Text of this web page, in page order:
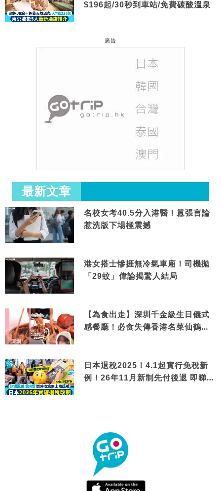
$196起/30秒到車站/免費碳酸溫泉
廣告
最新文章
名校女考40.5分入港醫！囂張言論
惹洗版下場極震撼
港女搭士慘捱無冷氣車廂！司機拋
「29蚊」偉論揭驚人結局
【為食出走】深圳千金級生日儀式
感餐廳！必食失傳香港名菜仙鶴神
日本退稅2025！4.1起實行免稅新
例！26年11月新制先付後退 即睇步